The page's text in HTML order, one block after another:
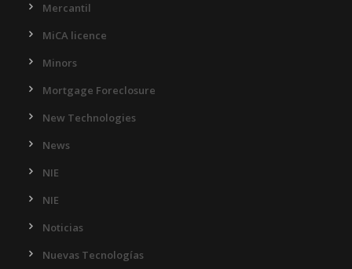
Mercantil
MiCA licence
Minors
Mortgage Foreclosure
New Technologies
News
NIE
NIE
Noticias
Nuevas Tecnologías